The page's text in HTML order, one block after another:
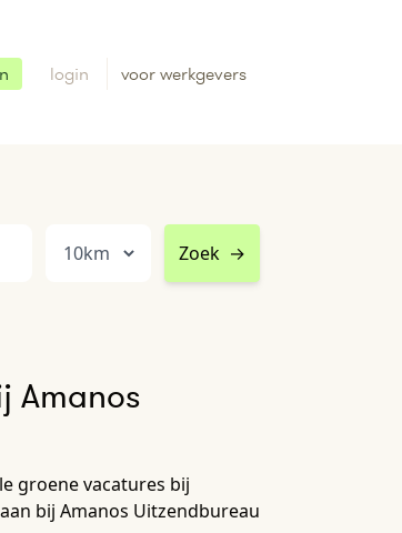
login voor werkgevers
Zoek →
Amanos
groene vacatures bij
bij Amanos Uitzendbureau